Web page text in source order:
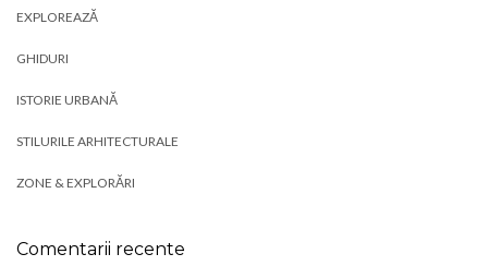
EXPLOREAZĂ
GHIDURI
ISTORIE URBANĂ
STILURILE ARHITECTURALE
ZONE & EXPLORĂRI
Comentarii recente